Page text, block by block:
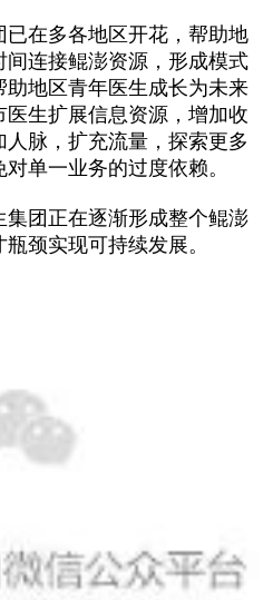
在多各地区开花，帮助地
连接鲲澎资源，形成模式
地区青年医生成长为未来
生扩展信息资源，增加收
人脉，扩充流量，探索更多
单一业务的过度依赖。
团正在逐渐形成整个鲲澎
颈实现可持续发展。